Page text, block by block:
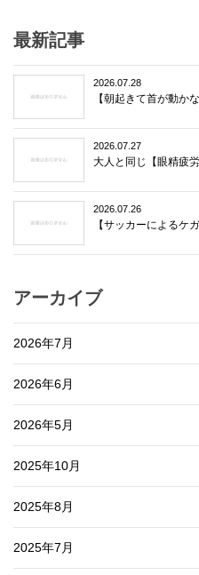
最新記事
2026.07.28
【朝起きて首が動か
2026.07.27
大人と同じ【眼精疲
2026.07.26
【サッカーによるケ
アーカイブ
2026年7月
2026年6月
2026年5月
2025年10月
2025年8月
2025年7月